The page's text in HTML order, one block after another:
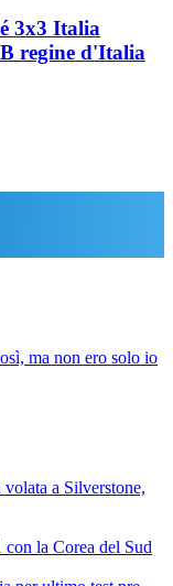
3x3 Italia
regine d'Italia
ma non ero solo io
a Silverstone,
la Corea del Sud